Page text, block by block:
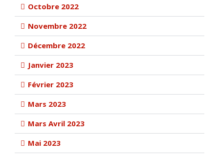
Octobre 2022
Novembre 2022
Décembre 2022
Janvier 2023
Février 2023
Mars 2023
Mars Avril 2023
Mai 2023